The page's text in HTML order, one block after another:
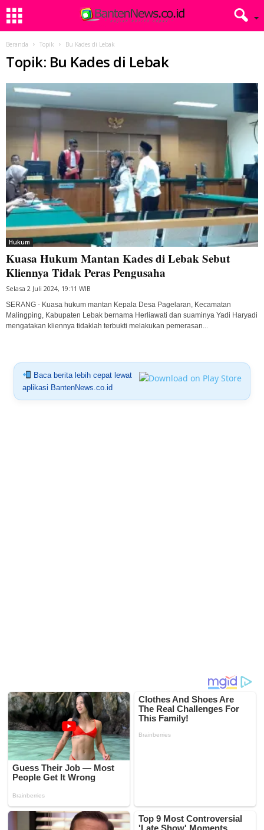
Beranda Topik Bu Kades di Lebak
Topik: Bu Kades di Lebak
Hukum
Kuasa Hukum Mantan Kades di Lebak Sebut
Kliennya Tidak Peras Pengusaha
Selasa 2 Juli 2024, 19:11 WIB
SERANG - Kuasa hukum mantan Kepala Desa Pagelaran, Kecamatan
Malingping, Kabupaten Lebak bernama Herliawati dan suaminya Yadi Haryadi
mengatakan kliennya tidaklah terbukti melakukan pemerasan...
Baca berita lebih cepat lewat
aplikasi BantenNews.co.id